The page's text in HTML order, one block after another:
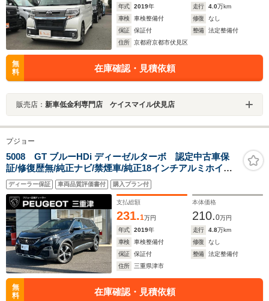
年式
2019年 走行 4.0万km
車検
車検整備付 修復
なし
保証
保証付 整備
法定整備付
住所
京都府京都市伏見区
無
料
在庫確認・見積依頼
販売店： 新車低金利専門店 ケイスマイル伏見店
プジョー
5008 GT ブルーHDi ディーゼルターボ 認定中古車保
証/修復歴無/純正ナビ/禁煙車/純正18インチアルミホイー
ル/ETC/コントロール/LEDヘッドライト/バックモニター/
ブラインドスポットモニター/ルーフレール
ディーラー保証 車両品質評価書付 購入プラン付
支払総額
231.1万円
本体価格
210.0万円
年式
2019年 走行 4.8万km
車検
車検整備付 修復
なし
保証
保証付 整備
法定整備付
住所
三重県津市
無
料
在庫確認・見積依頼